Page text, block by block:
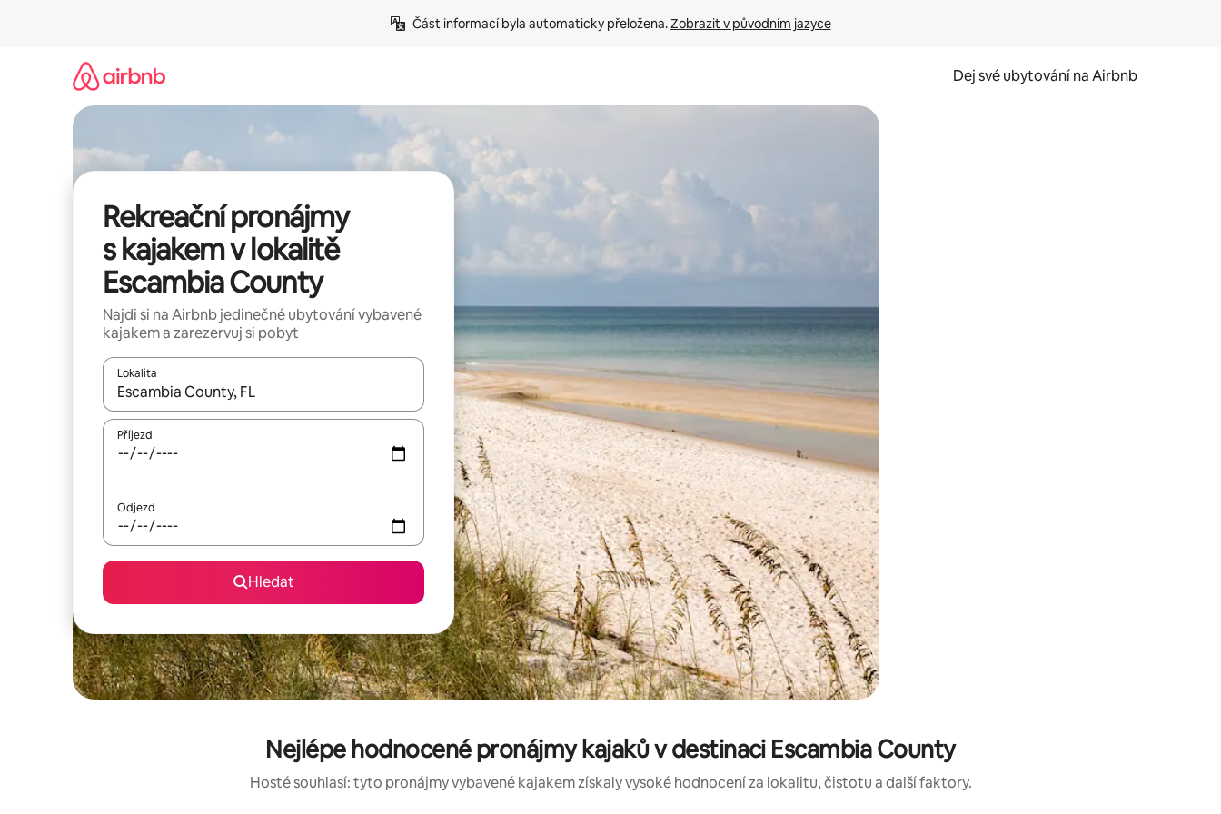
Část informací byla automaticky přeložena. Zobrazit v původním jazyce
Dej své ubytování na Airbnb
Rekreační pronájmy
s kajakem v lokalitě
Escambia County
Najdi si na Airbnb jedinečné ubytování vybavené
kajakem a zarezervuj si pobyt
Lokalita
Až budou výsledky k dispozici, můžeš si je procházet pomocí šipek nahoru a dolů, dotykem nebo přejetím prstem.
Příjezd
Odjezd
Hledat
Nejlépe hodnocené pronájmy kajaků v destinaci Escambia County
Hosté souhlasí: tyto pronájmy vybavené kajakem získaly vysoké hodnocení za lokalitu, čistotu a další faktory.